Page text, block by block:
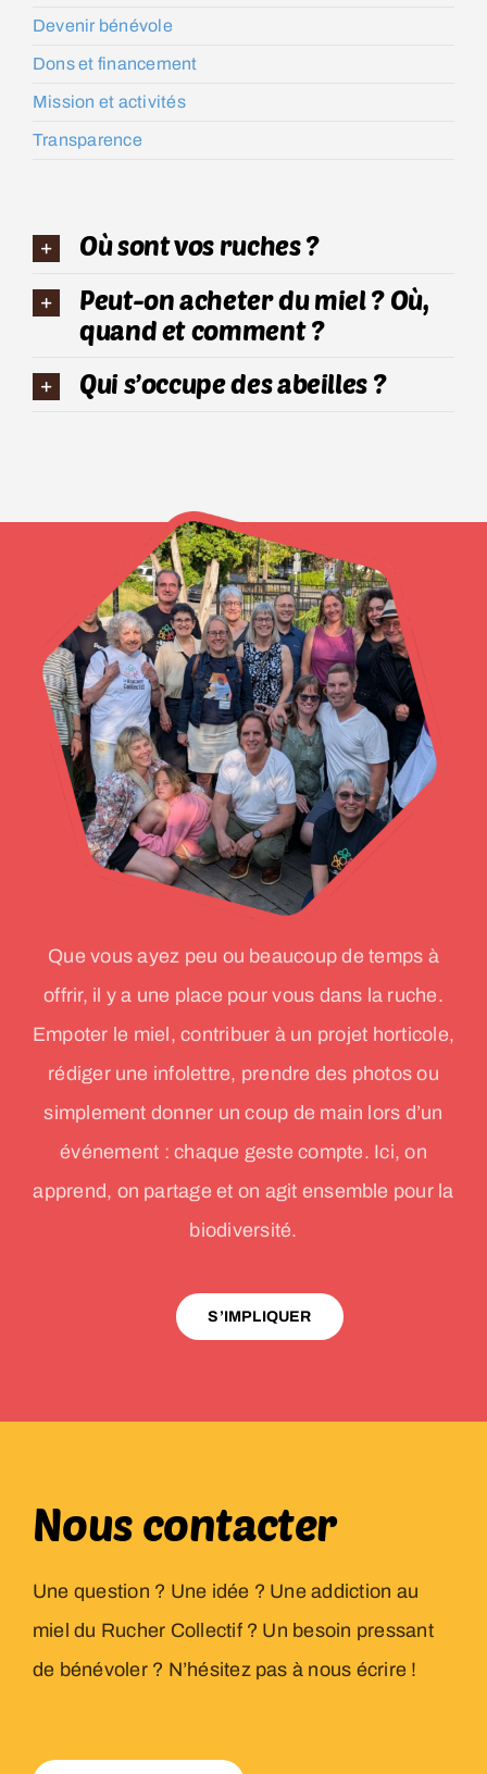
Devenir bénévole
Dons et financement
Mission et activités
Transparence
Où sont vos ruches ?
Peut-on acheter du miel ? Où,
quand et comment ?
Qui s’occupe des abeilles ?
Que vous ayez peu ou beaucoup de temps à
offrir, il y a une place pour vous dans la ruche.
Empoter le miel, contribuer à un projet horticole,
rédiger une infolettre, prendre des photos ou
simplement donner un coup de main lors d’un
événement : chaque geste compte. Ici, on
apprend, on partage et on agit ensemble pour la
biodiversité.
S’IMPLIQUER
Nous contacter
Une question ? Une idée ? Une addiction au
miel du Rucher Collectif ? Un besoin pressant
de bénévoler ? N’hésitez pas à nous écrire !